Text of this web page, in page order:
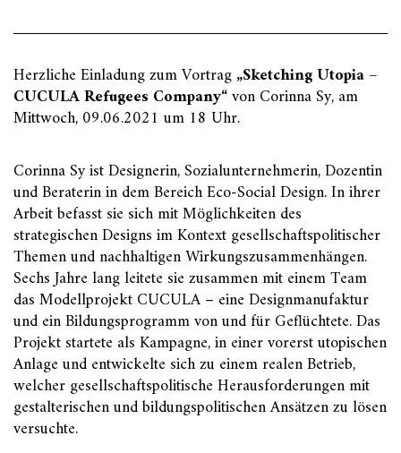
Herzliche Einladung zum Vortrag„Sketching Utopia –
CUCULA Refugees Company“von Corinna Sy, am
Mittwoch, 09.06.2021 um 18 Uhr.
Corinna Sy ist Designerin, Sozialunternehmerin, Dozentin
und Beraterin in dem Bereich Eco-Social Design. In ihrer
Arbeit befasst sie sich mit Möglichkeiten des
strategischen Designs im Kontext gesellschaftspolitischer
Themen und nachhaltigen Wirkungszusammenhängen.
Sechs Jahre lang leitete sie zusammen mit einem Team
das Modellprojekt CUCULA – eine Designmanufaktur
und ein Bildungsprogramm von und für Geflüchtete. Das
Projekt startete als Kampagne, in einer vorerst utopischen
Anlage und entwickelte sich zu einem realen Betrieb,
welcher gesellschaftspolitische Herausforderungen mit
gestalterischen und bildungspolitischen Ansätzen zu lösen
versuchte.